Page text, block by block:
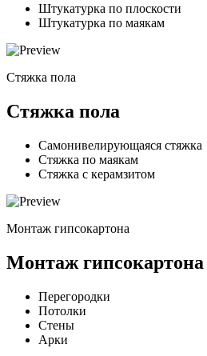
Штукатурка по плоскости
Штукатурка по маякам
Стяжка пола
Стяжка пола
Самонивелирующаяся стяжка
Стяжка по маякам
Стяжка с керамзитом
Монтаж гипсокартона
Монтаж гипсокартона
Перегородки
Потолки
Стены
Арки